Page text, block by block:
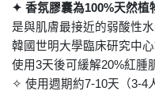
✦ 香氛膠囊為100%天然植
是與肌膚最接近的弱酸性水
韓國世明大學臨床研究中
使用3天後可緩解20%紅腫
✧ 使用週期約7-10天（3-4